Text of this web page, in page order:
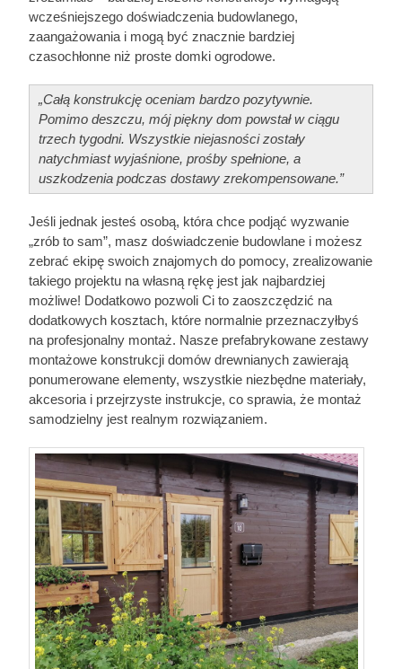
wcześniejszego doświadczenia budowlanego,
zaangażowania i mogą być znacznie bardziej
czasochłonne niż proste domki ogrodowe.
„Całą konstrukcję oceniam bardzo pozytywnie.
Pomimo deszczu, mój piękny dom powstał w ciągu
trzech tygodni. Wszystkie niejasności zostały
natychmiast wyjaśnione, prośby spełnione, a
uszkodzenia podczas dostawy zrekompensowane.”
Jeśli jednak jesteś osobą, która chce podjąć wyzwanie
„zrób to sam”, masz doświadczenie budowlane i możesz
zebrać ekipę swoich znajomych do pomocy, zrealizowanie
takiego projektu na własną rękę jest jak najbardziej
możliwe! Dodatkowo pozwoli Ci to zaoszczędzić na
dodatkowych kosztach, które normalnie przeznaczyłbyś
na profesjonalny montaż. Nasze prefabrykowane zestawy
montażowe konstrukcji domów drewnianych zawierają
ponumerowane elementy, wszystkie niezbędne materiały,
akcesoria i przejrzyste instrukcje, co sprawia, że montaż
samodzielny jest realnym rozwiązaniem.